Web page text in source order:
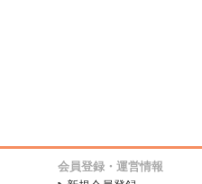
会員登録・運営情報